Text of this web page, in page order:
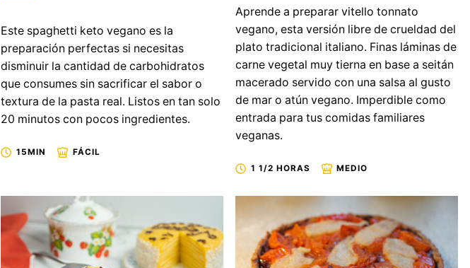
Este spaghetti keto vegano es la
preparación perfectas si necesitas
disminuir la cantidad de carbohidratos
que consumes sin sacrificar el sabor o
textura de la pasta real. Listos en tan solo
20 minutos con pocos ingredientes.
15MIN FÁCIL
Aprende a preparar vitello tonnato
vegano, esta versión libre de crueldad del
plato tradicional italiano. Finas láminas de
carne vegetal muy tierna en base a seitán
macerado servido con una salsa al gusto
de mar o atún vegano. Imperdible como
entrada para tus comidas familiares
veganas.
1 1/2 HORAS MEDIO